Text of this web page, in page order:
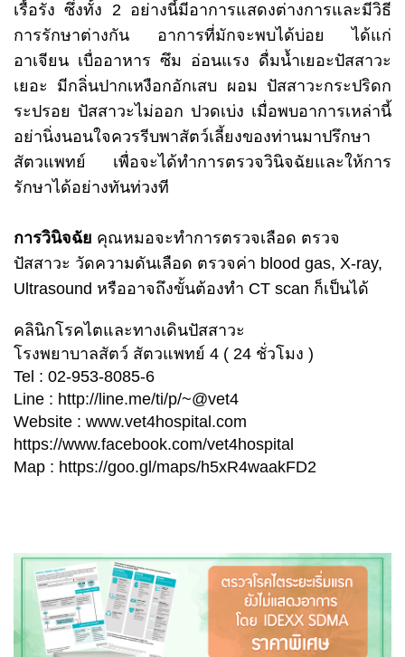
เรื้อรัง ซึ่งทั้ง 2 อย่างนี้มีอาการแสดงต่างการและมีวิธี
การรักษาต่างกัน อาการที่มักจะพบได้บ่อย
ได้แก่
อาเจียน เบื่ออาหาร ซึม อ่อนแรง ดื่มน้ำเยอะปัสสาวะ
เยอะ มีกลิ่นปากเหงือกอักเสบ ผอม ปัสสาวะกระปริดก
ระปรอย ปัสสาวะไม่ออก ปวดเบ่ง เมื่อพบอาการเหล่านี้
อย่านิ่งนอนใจควรรีบพาสัตว์เลี้ยงของท่านมาปรึกษา
สัตวแพทย์ เพื่อจะได้ทำการตรวจวินิจฉัยและให้การ
รักษาได้อย่างทันท่วงที
การวินิจฉัย คุณหมอจะทำการตรวจเลือด ตรวจ
ปัสสาวะ วัดความดันเลือด ตรวจค่า blood gas, X-ray,
Ultrasound หรืออาจถึงขั้นต้องทำ CT scan ก็เป็นได้
คลินิกโรคไตและทางเดินปัสสาวะ
โรงพยาบาลสัตว์ สัตวแพทย์ 4 ( 24 ชั่วโมง )
Tel : 02-953-8085-6
Line : http://line.me/ti/p/~@vet4
Website : www.vet4hospital.com
https://www.facebook.com/vet4hospital
Map : https://goo.gl/maps/h5xR4waakFD2